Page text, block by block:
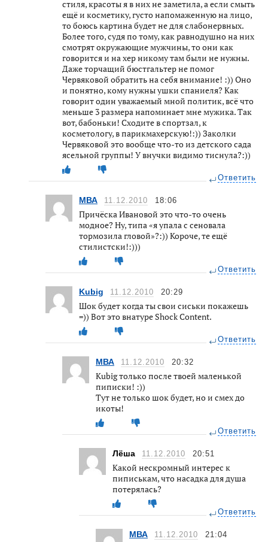
стиля, красоты я в них не заметила, а если смыть
ещё и косметику, густо напомаженную на лицо,
то боюсь картина будет не для слабонервных.
Более того, судя по тому, как равнодушно на них
смотрят окружающие мужчины, то они как
говорится и на хер никому там были не нужны.
Даже торчащий бюстгальтер не помог
Червяковой обратить на себя внимание! :)) Оно
и понятно, кому нужны ушки спаниеля? Как
говорит один уважаемый мной политик, всё что
меньше 3 размера напоминает мне мужика. Так
вот, бабоньки! Сходите в спортзал, к
косметологу, в парикмахерскую!:)) Заколки
Червяковой это вообще что-то из детского сада
ясельной группы! У внучки видимо тиснула?:))
Ответить
МВА 11.12.2010 18:06
Причёска Ивановой это что-то очень
модное? Ну, типа «я упала с сеновала
тормозила гловой»?:)) Короче, те ещё
стилистски!:)))
Ответить
Kubig 11.12.2010 20:29
Шок будет когда ты свои сиськи покажешь
=)) Вот это внатуре Shock Content.
Ответить
МВА 11.12.2010 20:32
Kubig только после твоей маленькой
пиписки! :))
Тут не только шок будет, но и смех до
икоты!
Ответить
Лёша 11.12.2010 20:51
Какой нескромный интерес к
пиписькам, что насадка для душа
потерялась?
Ответить
МВА 11.12.2010 21:04